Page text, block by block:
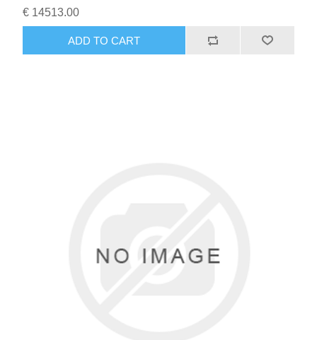
€ 14513.00